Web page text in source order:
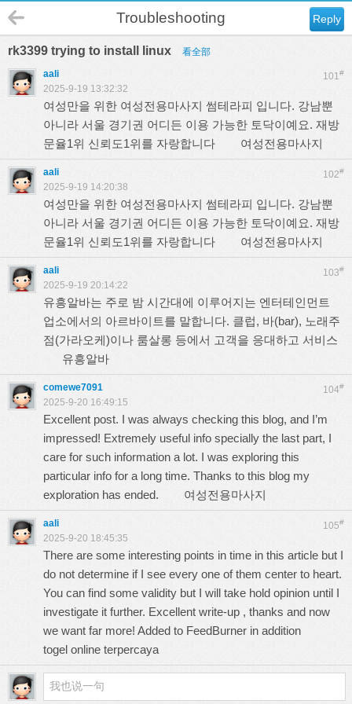
Reply
Troubleshooting
rk3399 trying to install linux 看全部
101#
aali
2025-9-19 13:32:32
여성만을 위한 여성전용마사지 썸테라피 입니다. 강남뿐
아니라 서울 경기권 어디든 이용 가능한 토닥이예요. 재방
문율1위 신뢰도1위를 자랑합니다 여성전용마사지
102#
aali
2025-9-19 14:20:38
여성만을 위한 여성전용마사지 썸테라피 입니다. 강남뿐
아니라 서울 경기권 어디든 이용 가능한 토닥이예요. 재방
문율1위 신뢰도1위를 자랑합니다 여성전용마사지
103#
aali
2025-9-19 20:14:22
유흥알바는 주로 밤 시간대에 이루어지는 엔터테인먼트
업소에서의 아르바이트를 말합니다. 클럽, 바(bar), 노래주
점(가라오케)이나 룸살롱 등에서 고객을 응대하고 서비스
유흥알바
104#
comewe7091
2025-9-20 16:49:15
Excellent post. I was always checking this blog, and I’m
impressed! Extremely useful info specially the last part, I
care for such information a lot. I was exploring this
particular info for a long time. Thanks to this blog my
exploration has ended. 여성전용마사지
105#
aali
2025-9-20 18:45:35
There are some interesting points in time in this article but I
do not determine if I see every one of them center to heart.
You can find some validity but I will take hold opinion until I
investigate it further. Excellent write-up , thanks and now
we want far more! Added to FeedBurner in addition
togel online terpercaya